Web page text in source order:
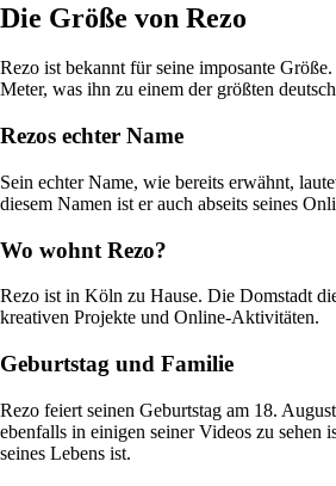
Die Größe von Rezo
Rezo ist bekannt für seine imposante
Meter, was ihn zu einem der größten
Rezos echter Name
Sein echter Name, wie bereits erwähnt,
diesem Namen ist er auch abseits seines
Wo wohnt Rezo?
Rezo ist in Köln zu Hause. Die Domstadt
kreativen Projekte und Online-Aktivitäten.
Geburtstag und Familie
Rezo feiert seinen Geburtstag am 18.
ebenfalls in einigen seiner Videos zu sehen
seines Lebens ist.